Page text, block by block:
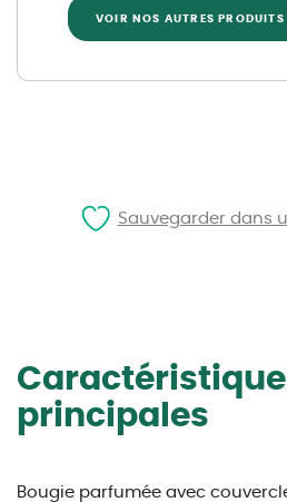
VOIR NOS AUTRES PRODUITS
principales
Bougie parfumée avec
Sauvegarder dans